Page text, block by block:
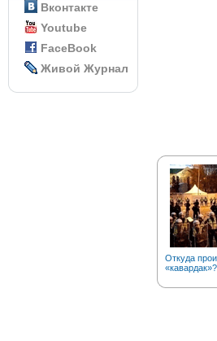
Вконтакте
Youtube
FaceBook
Живой Журнал
Откуда
«кавардак»?